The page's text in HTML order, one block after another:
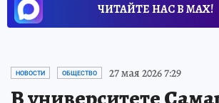
ЧИТАЙТЕ НАС В МАХ!
НОВОСТИ ОБЩЕСТВО 27 мая 2026 7:29